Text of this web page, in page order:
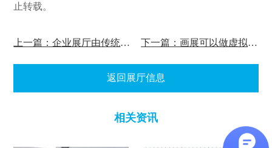
止转载。
上一篇：企业展厅由传统展厅向多媒体数字展厅转变? 下一篇：画展可以做虚拟展厅吗?
返回展厅信息
相关资讯